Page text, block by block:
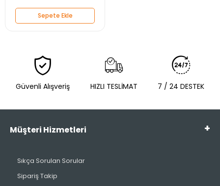
Sepete Ekle
Güvenli Alışveriş HIZLI TESLİMAT 7 / 24 DESTEK
Müşteri Hizmetleri
Sıkça Sorulan Sorular
Sipariş Takip